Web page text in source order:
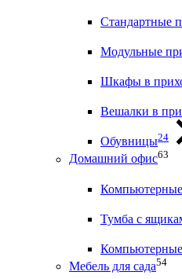
Стандартные
Модульные
Шкафы в
Вешалки в
Обувницы24
Домашний офис63
Тумба с
Компьютерные
Мебель для сада54